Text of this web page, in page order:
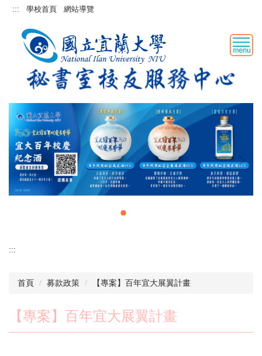
跳::: 學校首頁 網站導覽
:::
首頁 募款政策 【專案】百年宜大展翼計畫
【專案】百年宜大展翼計畫